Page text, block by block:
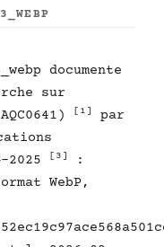
documente
sur
[1]
par
2025
[3]
:
WebP,